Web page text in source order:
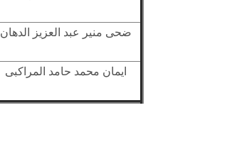
ضحى منير عبد العزيز الدهان
ايمان محمد حامد المراكبى